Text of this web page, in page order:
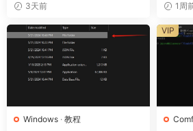
3天前 1周
Windows · 教程
VIP